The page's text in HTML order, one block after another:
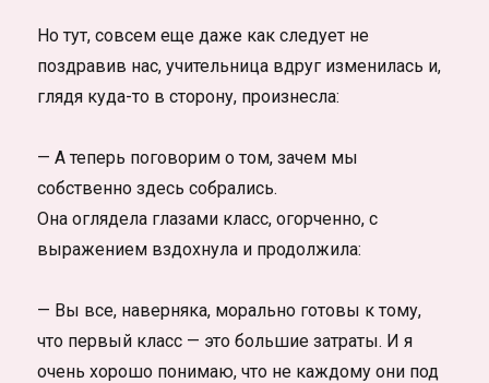
Но тут, совсем еще даже как следует не
поздравив нас, учительница вдруг изменилась и,
глядя куда-то в сторону, произнесла:
— А теперь поговорим о том, зачем мы
собственно здесь собрались.
Она оглядела глазами класс, огорченно, с
выражением вздохнула и продолжила:
— Вы все, наверняка, морально готовы к тому,
что первый класс — это большие затраты. И я
очень хорошо понимаю, что не каждому они под